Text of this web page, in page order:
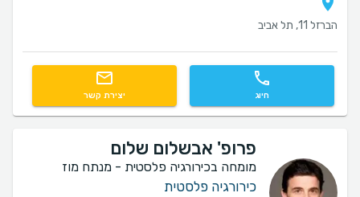
הברזל 11, תל אביב
חיוג יצירת קשר
פרופ' אבשלום שלום
מומחה בכירורגיה פלסטית - מנתח מוז
כירורגיה פלסטית